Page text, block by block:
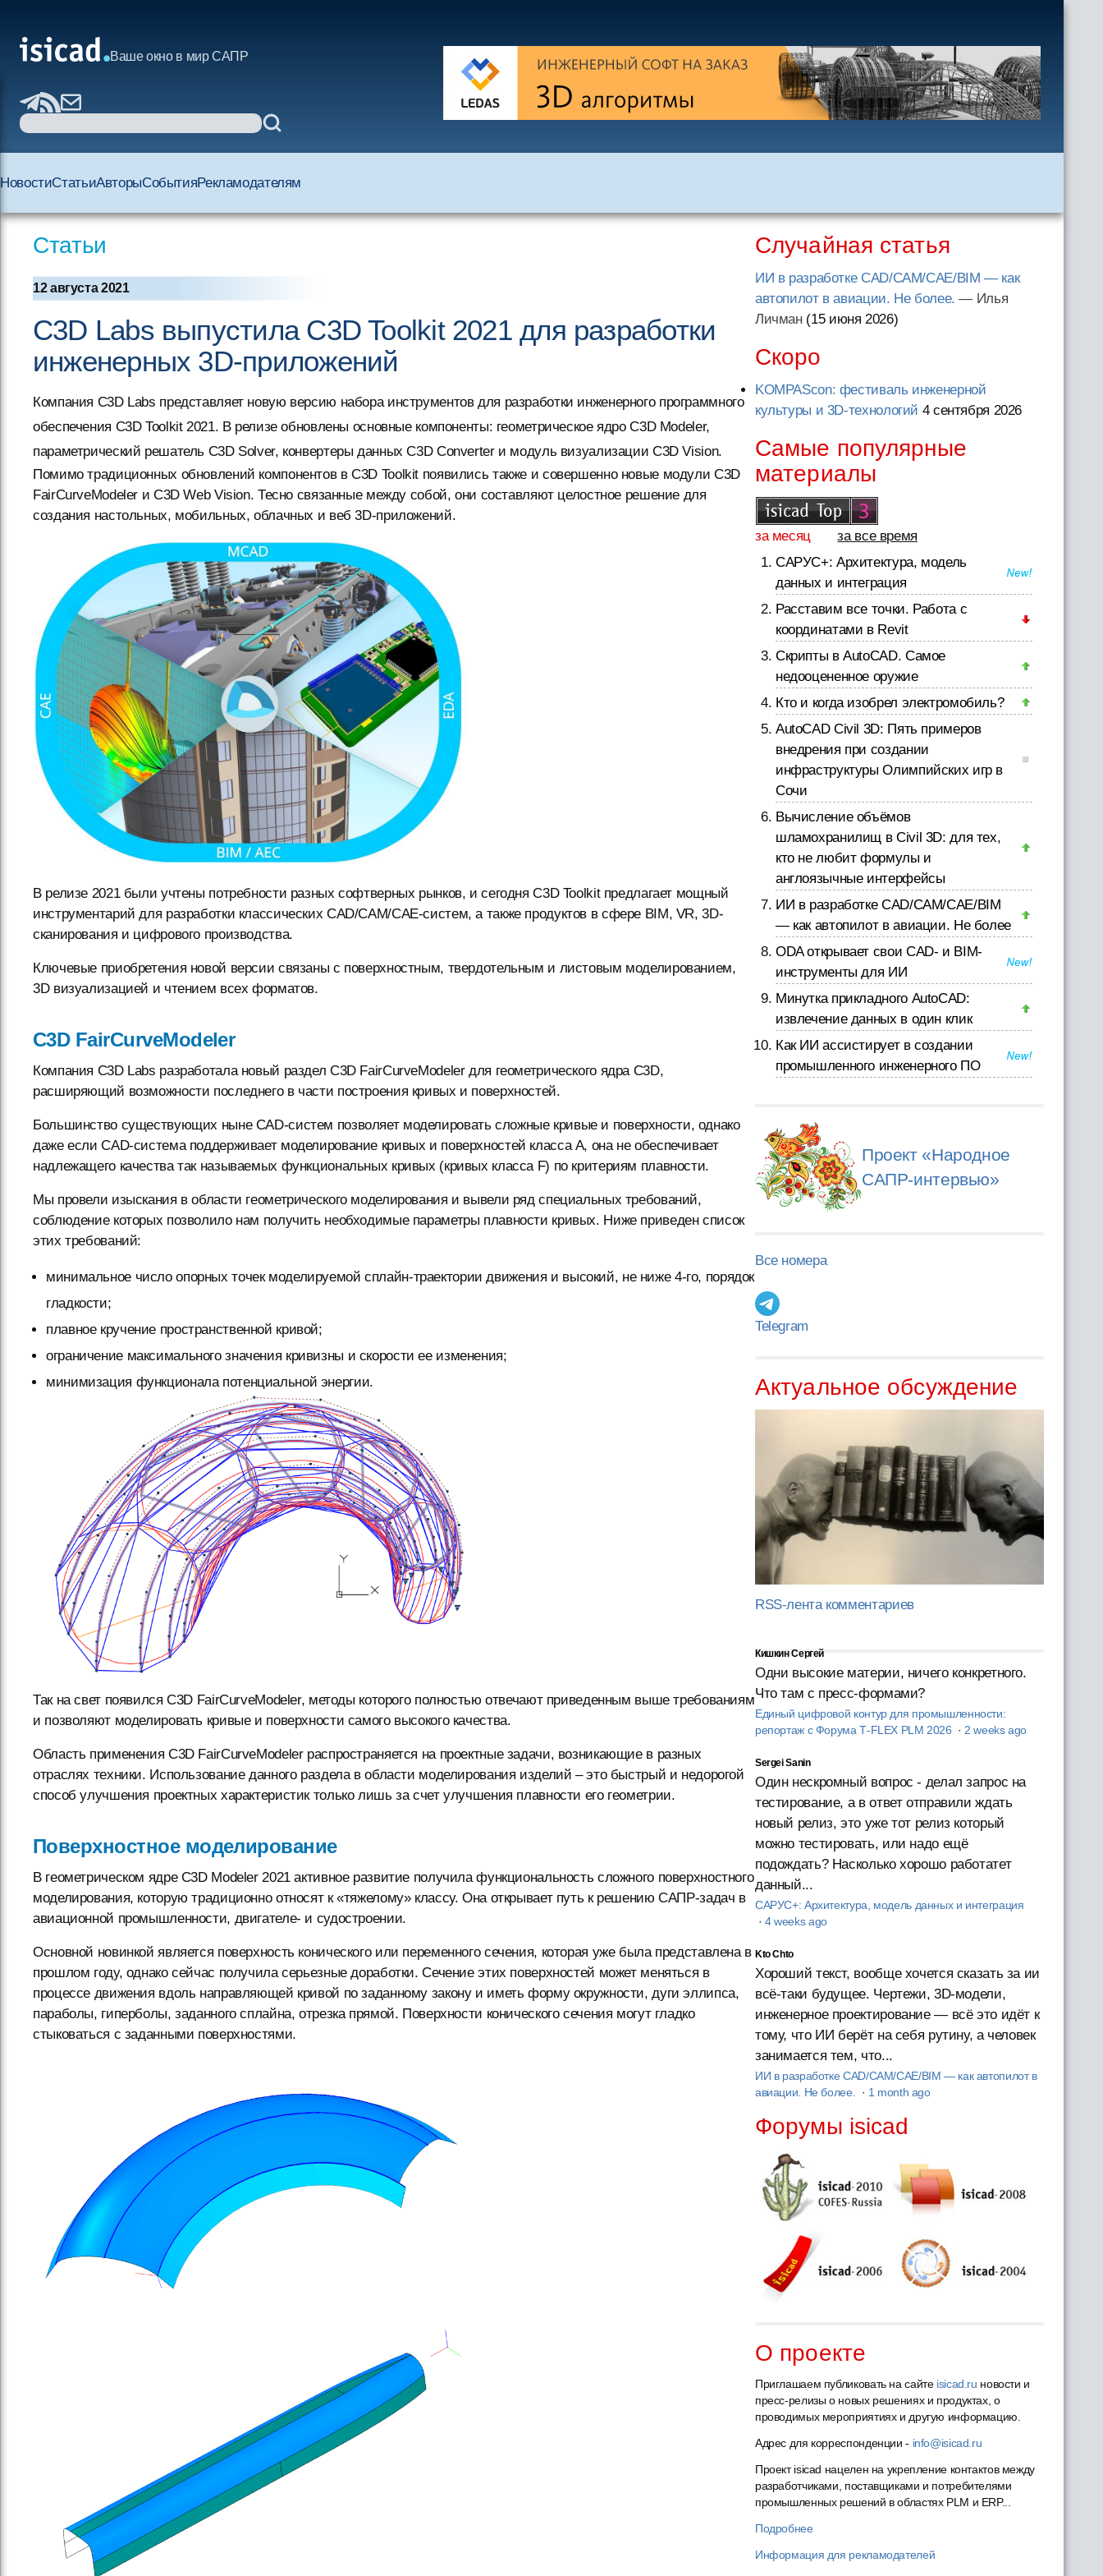
Ваше окно в мир САПР
НовостиСтатьиАвторыСобытияРекламодателям
Статьи
12 августа 2021
C3D Labs выпустила C3D Toolkit 2021 для разработки
инженерных 3D-приложений
Компания C3D Labs представляет новую версию набора инструментов для разработки инженерного программного
обеспечения C3D Toolkit 2021. В релизе обновлены основные компоненты: геометрическое ядро C3D Modeler,
параметрический решатель C3D Solver, конвертеры данных C3D Converter и модуль визуализации C3D Vision.
Помимо традиционных обновлений компонентов в C3D Toolkit появились также и совершенно новые модули C3D
FairCurveModeler и C3D Web Vision. Тесно связанные между собой, они составляют целостное решение для
создания настольных, мобильных, облачных и веб 3D-приложений.
В релизе 2021 были учтены потребности разных софтверных рынков, и сегодня C3D Toolkit предлагает мощный
инструментарий для разработки классических CAD/CAM/CAE-систем, а также продуктов в сфере BIM, VR, 3D-
сканирования и цифрового производства.
Ключевые приобретения новой версии связаны с поверхностным, твердотельным и листовым моделированием,
3D визуализацией и чтением всех форматов.
C3D FairCurveModeler
Компания C3D Labs разработала новый раздел C3D FairCurveModeler для геометрического ядра C3D,
расширяющий возможности последнего в части построения кривых и поверхностей.
Большинство существующих ныне CAD-систем позволяет моделировать сложные кривые и поверхности, однако
даже если CAD-система поддерживает моделирование кривых и поверхностей класса А, она не обеспечивает
надлежащего качества так называемых функциональных кривых (кривых класса F) по критериям плавности.
Мы провели изыскания в области геометрического моделирования и вывели ряд специальных требований,
соблюдение которых позволило нам получить необходимые параметры плавности кривых. Ниже приведен список
этих требований:
минимальное число опорных точек моделируемой сплайн-траектории движения и высокий, не ниже 4-го, порядок
гладкости;
плавное кручение пространственной кривой;
ограничение максимального значения кривизны и скорости ее изменения;
минимизация функционала потенциальной энергии.
Так на свет появился C3D FairCurveModeler, методы которого полностью отвечают приведенным выше требованиям
и позволяют моделировать кривые и поверхности самого высокого качества.
Область применения C3D FairCurveModeler распространяется на проектные задачи, возникающие в разных
отраслях техники. Использование данного раздела в области моделирования изделий – это быстрый и недорогой
способ улучшения проектных характеристик только лишь за счет улучшения плавности его геометрии.
Поверхностное моделирование
В геометрическом ядре C3D Modeler 2021 активное развитие получила функциональность сложного поверхностного
моделирования, которую традиционно относят к «тяжелому» классу. Она открывает путь к решению САПР-задач в
авиационной промышленности, двигателе- и судостроении.
Основной новинкой является поверхность конического или переменного сечения, которая уже была представлена в
прошлом году, однако сейчас получила серьезные доработки. Сечение этих поверхностей может меняться в
процессе движения вдоль направляющей кривой по заданному закону и иметь форму окружности, дуги эллипса,
параболы, гиперболы, заданного сплайна, отрезка прямой. Поверхности конического сечения могут гладко
стыковаться с заданными поверхностями.
Случайная статья
ИИ в разработке CAD/CAM/CAE/BIM — как
автопилот в авиации. Не более. — Илья
Личман (15 июня 2026)
Скоро
KOMPAScon: фестиваль инженерной
культуры и 3D-технологий 4 сентября 2026
Самые популярные
материалы
за месяц
за все время
САРУС+: Архитектура, модель
данных и интеграция
Расставим все точки. Работа с
координатами в Revit
Скрипты в AutoCAD. Самое
недооцененное оружие
Кто и когда изобрел электромобиль?
AutoCAD Civil 3D: Пять примеров
внедрения при создании
инфраструктуры Олимпийских игр в
Сочи
Вычисление объёмов
шламохранилищ в Civil 3D: для тех,
кто не любит формулы и
англоязычные интерфейсы
ИИ в разработке CAD/CAM/CAE/BIM
— как автопилот в авиации. Не более
ODA открывает свои CAD- и BIM-
инструменты для ИИ
Минутка прикладного AutoCAD:
извлечение данных в один клик
Как ИИ ассистирует в создании
промышленного инженерного ПО
Проект «Народное
САПР-интервью»
Все номера
Telegram
Актуальное обсуждение
RSS-лента комментариев
Кишкин Сергей
Одни высокие материи, ничего конкретного.
Что там с пресс-формами?
Единый цифровой контур для промышленности:
репортаж с Форума T‑FLEX PLM 2026 · 2 weeks ago
Sergei Sanin
Один нескромный вопрос - делал запрос на
тестирование, а в ответ отправили ждать
новый релиз, это уже тот релиз который
можно тестировать, или надо ещё
подождать? Насколько хорошо работатет
данный...
САРУС+: Архитектура, модель данных и интеграция
· 4 weeks ago
Kto Chto
Хороший текст, вообще хочется сказать за ии
всё-таки будущее. Чертежи, 3D-модели,
инженерное проектирование — всё это идёт к
тому, что ИИ берёт на себя рутину, а человек
занимается тем, что...
ИИ в разработке CAD/CAM/CAE/BIM — как автопилот в
авиации. Не более.
· 1 month ago
Форумы isicad
О проекте
Приглашаем публиковать на сайте isicad.ru новости и
пресс-релизы о новых решениях и продуктах, о
проводимых мероприятиях и другую информацию.
Адрес для корреспонденции - info@isicad.ru
Проект isicad нацелен на укрепление контактов между
разработчиками, поставщиками и потребителями
промышленных решений в областях PLM и ERP...
Подробнее
Информация для рекламодателей